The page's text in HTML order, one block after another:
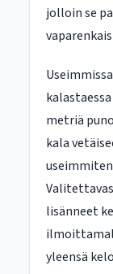
jolloin se
kalastaessa
metriä
kala
lisänneet
yleensä